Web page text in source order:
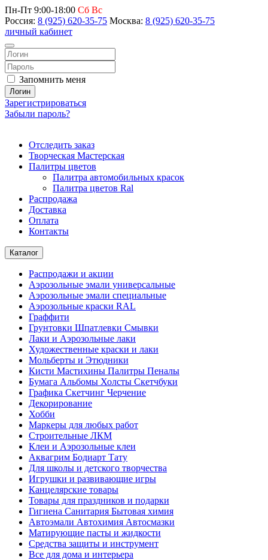
Пн-Пт 9:00-18:00 Сб Вс
Россия: 8 (925) 620-35-75 Москва: 8 (925) 620-35-75
личный кабинет
Запомнить меня
Логин
Зарегистрироваться
Забыли пароль?
Отследить заказ
Творческая Мастерская
Палитры цветов
Палитра автомобильных красок
Палитра цветов Ral
Распродажа
Доставка
Оплата
Контакты
Каталог
Распродажи и акции
Аэрозольные эмали универсальные
Аэрозольные эмали специальные
Аэрозольные краски RAL
Граффити
Грунтовки Шпатлевки Смывки
Лаки и Аэрозольные лаки
Художественные краски и лаки
Мольберты и Этюдники
Кисти Мастихины Палитры Пеналы
Бумага Альбомы Холсты Скетчбуки
Графика Скетчинг Черчение
Декорирование
Хобби
Маркеры для любых работ
Строительные ЛКМ
Клеи и Аэрозольные клеи
Аквагрим Бодиарт Тату
Для школы и детского творчества
Игрушки и развивающие игры
Канцелярские товары
Товары для праздников и подарки
Гигиена Санитария Бытовая химия
Автоэмали Автохимия Автосмазки
Матирующие пасты и жидкости
Средства защиты и инструмент
Все для дома и интерьера